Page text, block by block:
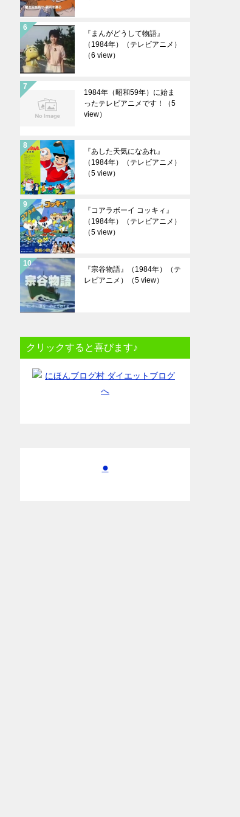
『まんがどうして物語』
（1984年）（テレビアニメ）
（6 view）
1984年（昭和59年）に始ま
ったテレビアニメです！
（5
view）
『あした天気になあれ』
（1984年）（テレビアニメ）
（5 view）
『コアラボーイ コッキィ』
（1984年）（テレビアニメ）
（5 view）
『宗谷物語』（1984年）（テ
レビアニメ）
（5 view）
クリックすると喜びます♪
●